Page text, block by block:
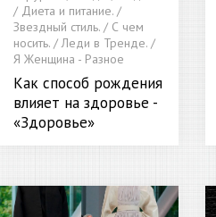
/ Диета и питание. /
Звездный стиль. / С чем
носить. / Леди в Тренде. /
Я Женщина - Разное
Как способ рождения
влияет на здоровье -
«Здоровье»